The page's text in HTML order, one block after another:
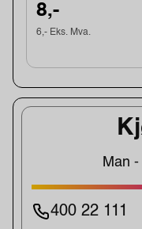
Man
400 22 111
8,-
6,- Eks. Mva.